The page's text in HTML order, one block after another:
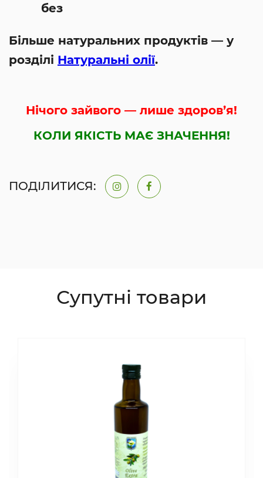
без
Більше натуральних продуктів — у
розділі Натуральні олії.
Нічого зайвого — лише здоров’я!
КОЛИ ЯКІСТЬ МАЄ ЗНАЧЕННЯ!
ПОДІЛИТИСЯ:
Супутні товари